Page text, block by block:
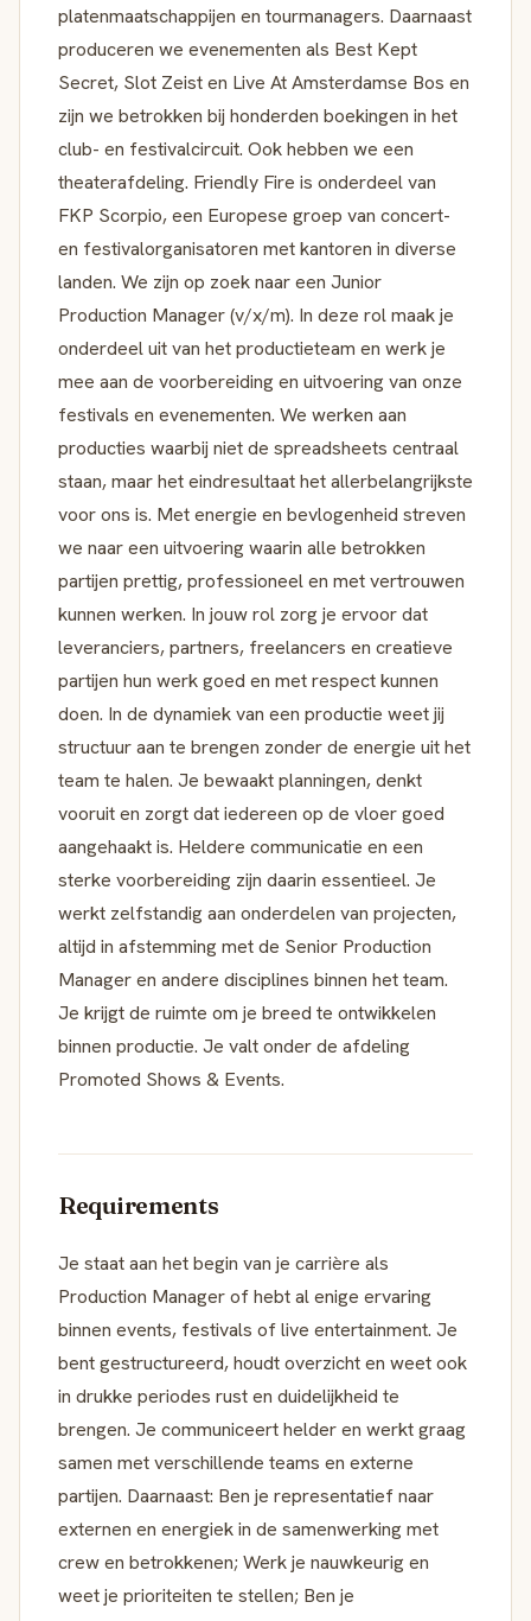
platenmaatschappijen en tourmanagers. Daarnaast
produceren we evenementen als Best Kept
Secret, Slot Zeist en Live At Amsterdamse Bos en
zijn we betrokken bij honderden boekingen in het
club- en festivalcircuit. Ook hebben we een
theaterafdeling. Friendly Fire is onderdeel van
FKP Scorpio, een Europese groep van concert-
en festivalorganisatoren met kantoren in diverse
landen. We zijn op zoek naar een Junior
Production Manager (v/x/m). In deze rol maak je
onderdeel uit van het productieteam en werk je
mee aan de voorbereiding en uitvoering van onze
festivals en evenementen. We werken aan
producties waarbij niet de spreadsheets centraal
staan, maar het eindresultaat het allerbelangrijkste
voor ons is. Met energie en bevlogenheid streven
we naar een uitvoering waarin alle betrokken
partijen prettig, professioneel en met vertrouwen
kunnen werken. In jouw rol zorg je ervoor dat
leveranciers, partners, freelancers en creatieve
partijen hun werk goed en met respect kunnen
doen. In de dynamiek van een productie weet jij
structuur aan te brengen zonder de energie uit het
team te halen. Je bewaakt planningen, denkt
vooruit en zorgt dat iedereen op de vloer goed
aangehaakt is. Heldere communicatie en een
sterke voorbereiding zijn daarin essentieel. Je
werkt zelfstandig aan onderdelen van projecten,
altijd in afstemming met de Senior Production
Manager en andere disciplines binnen het team.
Je krijgt de ruimte om je breed te ontwikkelen
binnen productie. Je valt onder de afdeling
Promoted Shows & Events.
Requirements
Je staat aan het begin van je carrière als
Production Manager of hebt al enige ervaring
binnen events, festivals of live entertainment. Je
bent gestructureerd, houdt overzicht en weet ook
in drukke periodes rust en duidelijkheid te
brengen. Je communiceert helder en werkt graag
samen met verschillende teams en externe
partijen. Daarnaast: Ben je representatief naar
externen en energiek in de samenwerking met
crew en betrokkenen; Werk je nauwkeurig en
weet je prioriteiten te stellen; Ben je